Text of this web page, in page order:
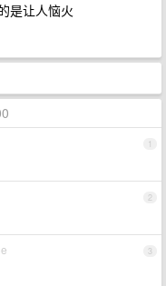
是让人恼火
1
2
3